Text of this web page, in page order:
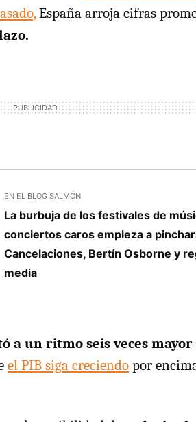
España arroja cifras
EN EL BLOG SALMÓN
La burbuja de los festivales de
conciertos caros empieza a
Cancelaciones, Bertín Osborne y
media
a un ritmo seis veces mayor
el PIB siga creciendo por